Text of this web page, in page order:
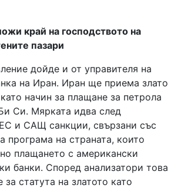
край на господството на
пазари
дойде и от управителя на
на Иран. Иран ще приема злато
начин за плащане за петрола
Си. Мярката идва след
и САЩ санкции, свързани със
програма на страната, които
плащането с американски
банки. Според анализатори това
статута на златото като